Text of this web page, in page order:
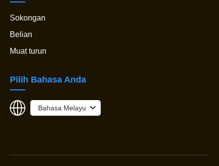
Sokongan
Belian
Muat turun
Pilih Bahasa Anda
Bahasa Melayu